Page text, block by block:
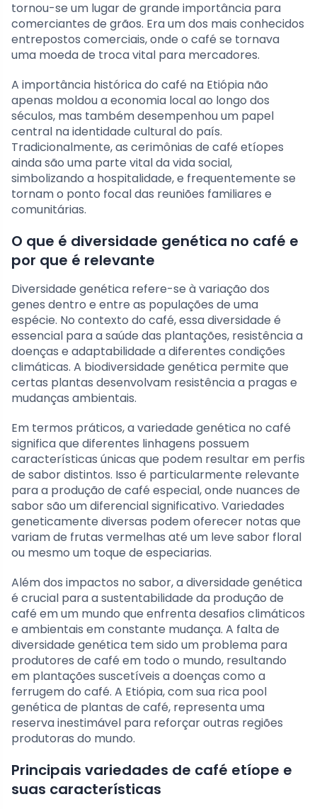
tornou-se um lugar de grande importância para
comerciantes de grãos. Era um dos mais conhecidos
entrepostos comerciais, onde o café se tornava
uma moeda de troca vital para mercadores.
A importância histórica do café na Etiópia não
apenas moldou a economia local ao longo dos
séculos, mas também desempenhou um papel
central na identidade cultural do país.
Tradicionalmente, as cerimônias de café etíopes
ainda são uma parte vital da vida social,
simbolizando a hospitalidade, e frequentemente se
tornam o ponto focal das reuniões familiares e
comunitárias.
O que é diversidade genética no café e
por que é relevante
Diversidade genética refere-se à variação dos
genes dentro e entre as populações de uma
espécie. No contexto do café, essa diversidade é
essencial para a saúde das plantações, resistência a
doenças e adaptabilidade a diferentes condições
climáticas. A biodiversidade genética permite que
certas plantas desenvolvam resistência a pragas e
mudanças ambientais.
Em termos práticos, a variedade genética no café
significa que diferentes linhagens possuem
características únicas que podem resultar em perfis
de sabor distintos. Isso é particularmente relevante
para a produção de café especial, onde nuances de
sabor são um diferencial significativo. Variedades
geneticamente diversas podem oferecer notas que
variam de frutas vermelhas até um leve sabor floral
ou mesmo um toque de especiarias.
Além dos impactos no sabor, a diversidade genética
é crucial para a sustentabilidade da produção de
café em um mundo que enfrenta desafios climáticos
e ambientais em constante mudança. A falta de
diversidade genética tem sido um problema para
produtores de café em todo o mundo, resultando
em plantações suscetíveis a doenças como a
ferrugem do café. A Etiópia, com sua rica pool
genética de plantas de café, representa uma
reserva inestimável para reforçar outras regiões
produtoras do mundo.
Principais variedades de café etíope e
suas características